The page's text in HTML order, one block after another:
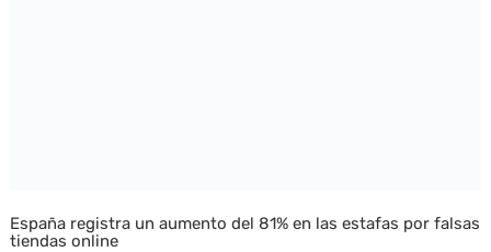
España registra un aumento del 81% en las estafas por falsas
tiendas online